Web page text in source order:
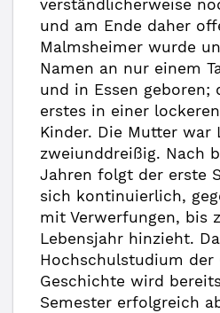
verständlicherweise
und am Ende daher
Malmsheimer wurde
Namen an nur einem
und in Essen geboren;
erstes in einer
Kinder. Die Mutter war
zweiunddreißig. Nach
Jahren folgt der erste
sich kontinuierlich,
mit Verwerfungen, bis
Lebensjahr hinzieht.
Hochschulstudium der
Geschichte wird
Semester erfolgreich